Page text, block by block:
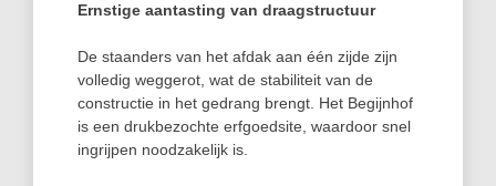
Ernstige aantasting van draagstructuur
De staanders van het afdak aan één zijde zijn
volledig weggerot, wat de stabiliteit van de
constructie in het gedrang brengt. Het Begijnhof
is een drukbezochte erfgoedsite, waardoor snel
ingrijpen noodzakelijk is.